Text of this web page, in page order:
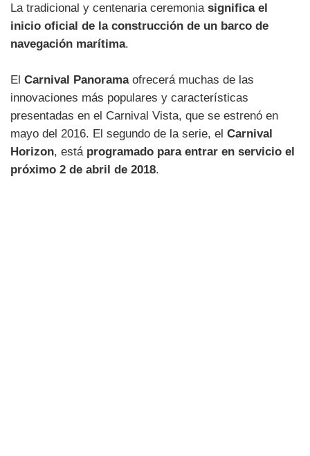
La tradicional y centenaria ceremonia significa el
inicio oficial de la construcción de un barco de
navegación marítima.
El Carnival Panoramaofrecerá muchas de las
innovaciones más populares y características
presentadas en el Carnival Vista, que se estrenó en
mayo del 2016. El segundo de la serie, el Carnival
Horizon, está programado para entrar en servicio el
próximo 2 de abril de 2018.